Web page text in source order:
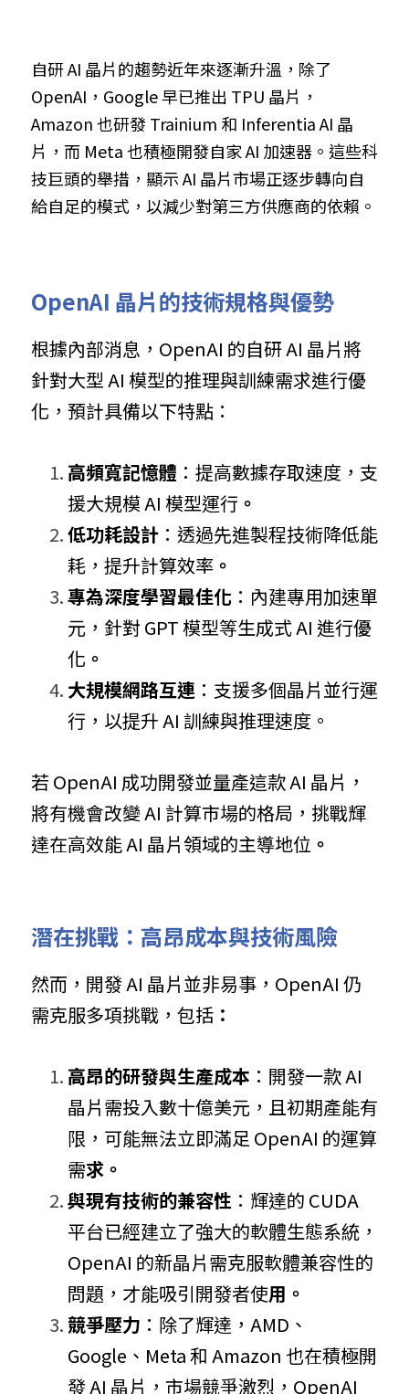
自研 AI 晶片的趨勢近年來逐漸升溫，除了
OpenAI，Google 早已推出 TPU 晶片，
Amazon 也研發 Trainium 和 Inferentia AI 晶
片，而 Meta 也積極開發自家 AI 加速器。這些科
技巨頭的舉措，顯示 AI 晶片市場正逐步轉向自
給自足的模式，以減少對第三方供應商的依賴。
OpenAI 晶片的技術規格與優勢
根據內部消息，OpenAI 的自研 AI 晶片將
針對大型 AI 模型的推理與訓練需求進行優
化，預計具備以下特點：
高頻寬記憶體 ：提高數據存取速度，支
援大規模 AI 模型運行 。
低功耗設計 ：透過先進製程技術降低能
耗，提升計算效率 。
專為深度學習最佳化 ：內建專用加速單
元，針對 GPT 模型等生成式 AI 進行優
化 。
大規模網路互連 ：支援多個晶片並行運
行，以提升 AI 訓練與推理速度。
若 OpenAI 成功開發並量產這款 AI 晶片，
將有機會改變 AI 計算市場的格局，挑戰輝
達在高效能 AI 晶片領域的主導地位 。
潛在挑戰：高昂成本與技術風險
然而，開發 AI 晶片並非易事，OpenAI 仍
需克服多項挑戰，包括 ：
高昂的研發與生產成本 ：開發一款 AI
晶片需投入數十億美元，且初期產能有
限，可能無法立即滿足 OpenAI 的運算
需求。
與現有技術的兼容性 ：輝達的 CUDA
平台已經建立了強大的軟體生態系統，
OpenAI 的新晶片需克服軟體兼容性的
問題，才能吸引開發者使用。
競爭壓力 ：除了輝達，AMD、
Google、Meta 和 Amazon 也在積極開
發 AI 晶片，市場競爭激烈，OpenAI